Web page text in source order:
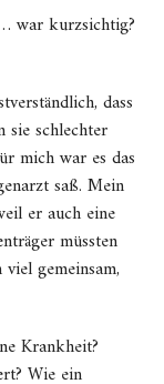
war kurzsichtig?
dass
sie schlechter
mich war es das
saß. Mein
er auch eine
müssten
gemeinsam,
Krankheit?
Wie ein